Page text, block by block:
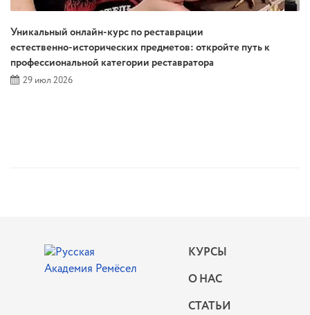
Уникальный онлайн‑курс по реставрации
естественно‑исторических предметов: откройте путь к
профессиональной категории реставратора
29 июл 2026
КУРСЫ
О НАС
СТАТЬИ